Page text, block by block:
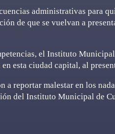
administrativas para
de que se vuelvan a
el Instituto
esta ciudad capital, al
a reportar malestar en los
del Instituto Municipal de